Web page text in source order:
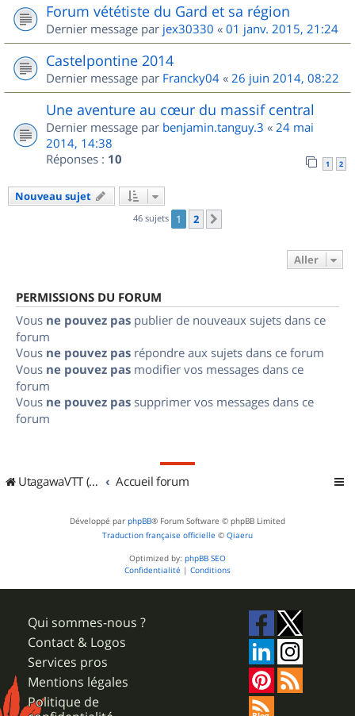
Forum vététiste du Gard et sa région
Dernier message par jex30330 « 01 janv. 2015, 21:24
Castelpontine 2014
Dernier message par Francky04 « 26 juin 2014, 08:22
Une aventure au cœur du massif central
Dernier message par benjamin.tanguy.3 « 24 mai
2014, 14:38
Réponses : 10 1 2
Nouveau sujet
46 sujets 1 2
Aller
PERMISSIONS DU FORUM
Vous ne pouvez pas publier de nouveaux sujets dans ce
forum
Vous ne pouvez pas répondre aux sujets dans ce forum
Vous ne pouvez pas modifier vos messages dans ce
forum
Vous ne pouvez pas supprimer vos messages dans ce
forum
UtagawaVTT (Randos VTT et VTTAE avec traces GPS) Accueil forum
Développé par phpBB® Forum Software © phpBB Limited
Traduction française officielle © Qiaeru
Optimized by: phpBB SEO
Confidentialité | Conditions
Qui sommes-nous ?
Contact & Logos
Services pros
Mentions légales
Politique de